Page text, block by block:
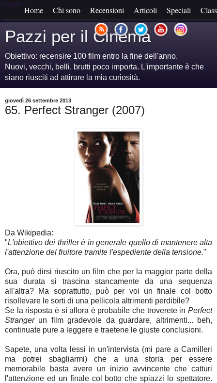
Google+
Home Chi sono Recensioni Articoli Speciali
Pazzi per il Cinema
Obiettivo: recensire 100 film entro la fine dell'anno.
Nuovi, vecchi, belli, brutti poco importa. L'importante è che
siano riusciti ad attirare la mia curiosità.
giovedì 26 settembre 2013
65. Perfect Stranger (2007)
Da Wikipedia:
"L'obiettivo dei thriller è in generale quello di mantenere alta
l'attenzione del fruitore tramite l'espediente della tensione."
Ora, può dirsi riuscito un film che per la maggior parte della
sua durata si trascina stancamente da una sequenza
all'altra? Ma soprattutto, può per voi un finale col botto
risollevare le sorti di una pellicola altrimenti perdibile?
Se la risposta è sì allora è probabile che troverete in Perfect
Strangerun film gradevole da guardare, altrimenti... beh,
continuate pure a leggere e traetene le giuste conclusioni.
Sapete, una volta lessi in un'intervista (mi pare a Camilleri
ma potrei sbagliarmi) che a una storia per essere
memorabile basta avere un inizio avvincente che catturi
l'attenzione ed un finale col botto che spiazzi lo spettatore.